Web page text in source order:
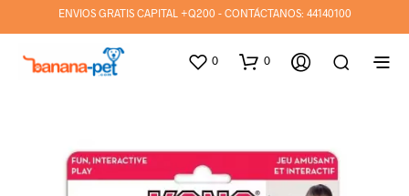
ENVIOS GRATIS CAPITAL +Q200 - CONTÁCTANOS: 44140100
0 0